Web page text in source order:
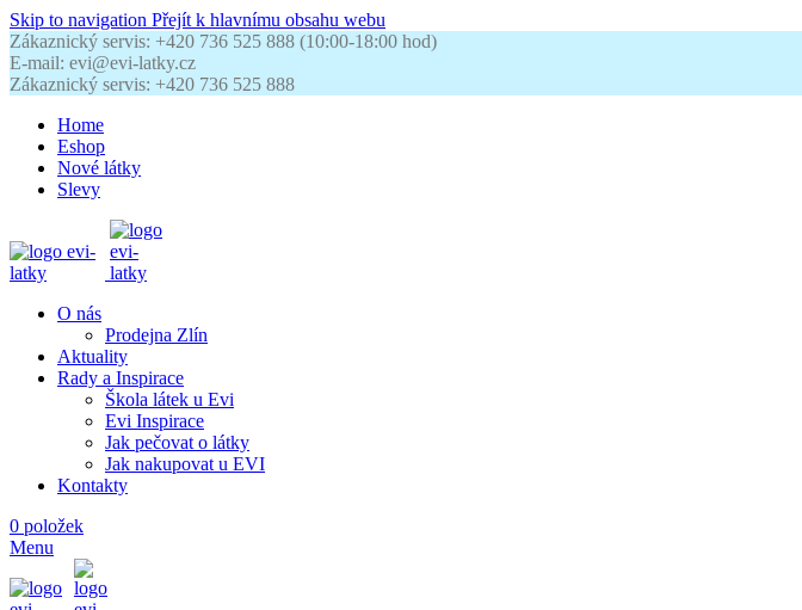
Skip to navigation Přejít k hlavnímu obsahu webu
Zákaznický servis: +420 736 525 888 (10:00-18:00 hod)
E-mail: evi@evi-latky.cz
Zákaznický servis: +420 736 525 888
Home
Eshop
Nové látky
Slevy
O nás
Prodejna Zlín
Aktuality
Rady a Inspirace
Škola látek u Evi
Evi Inspirace
Jak pečovat o látky
Jak nakupovat u EVI
Kontakty
0 položek
Menu